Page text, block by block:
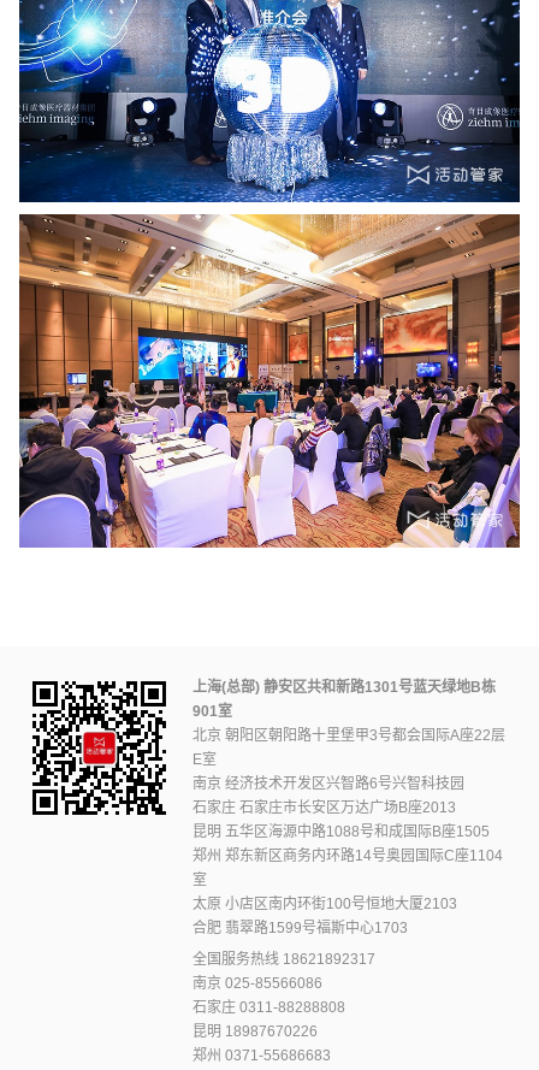
上海(总部) 静安区共和新路1301号蓝天绿地B栋
901室
北京 朝阳区朝阳路十里堡甲3号都会国际A座22层
E室
南京 经济技术开发区兴智路6号兴智科技园
石家庄 石家庄市长安区万达广场B座2013
昆明 五华区海源中路1088号和成国际B座1505
郑州 郑东新区商务内环路14号奥园国际C座1104
室
太原 小店区南内环街100号恒地大厦2103
合肥 翡翠路1599号福斯中心1703
全国服务热线 18621892317
南京 025-85566086
石家庄 0311-88288808
昆明 18987670226
郑州 0371-55686683